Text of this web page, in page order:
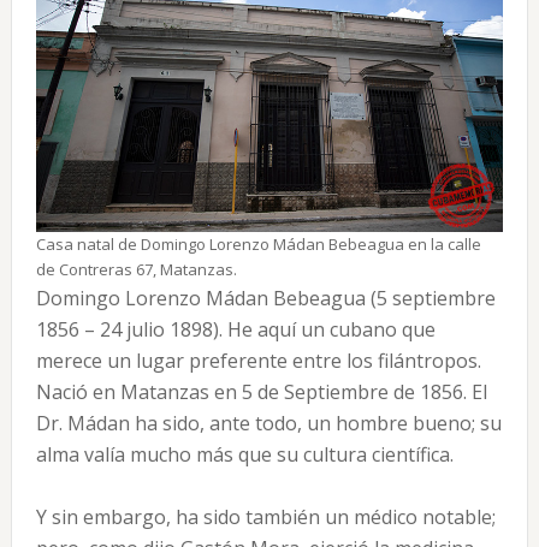
Casa natal de Domingo Lorenzo Mádan Bebeagua en la calle
de Contreras 67, Matanzas.
Domingo Lorenzo Mádan Bebeagua (5 septiembre
1856 – 24 julio 1898). He aquí un cubano que
merece un lugar preferente entre los filántropos.
Nació en Matanzas en 5 de Septiembre de 1856. El
Dr. Mádan ha sido, ante todo, un hombre bueno; su
alma valía mucho más que su cultura científica.
Y sin embargo, ha sido también un médico notable;